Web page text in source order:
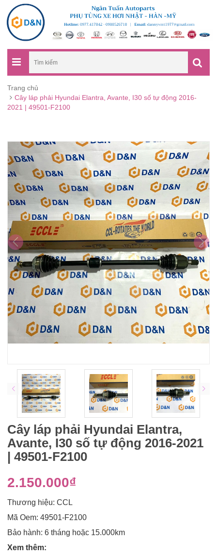
Trang chủ
Cây láp phải Hyundai Elantra, Avante, I30 số tự động 2016-
2021 | 49501-F2100
Cây láp phải Hyundai Elantra,
Avante, I30 số tự động 2016-2021
| 49501-F2100
2.150.000₫
Thương hiệu: CCL
Mã Oem: 49501-F2100
Bảo hành: 6 tháng hoặc 15.000km
Xem thêm: